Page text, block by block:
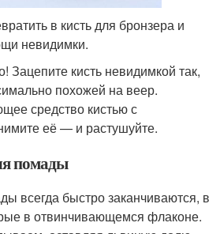
в кисть для бронзера и
невидимки.
Зацепите кисть невидимкой так,
похожей на веер.
средство кистью с
её — и растушуйте.
помады
всегда быстро заканчиваются, в
в отвинчивающемся флаконе.